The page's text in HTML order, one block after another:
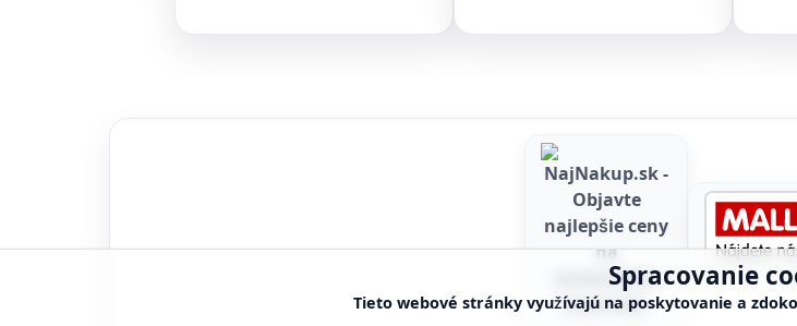
Spracovanie
Tieto webové stránky využívajú na poskytovanie a